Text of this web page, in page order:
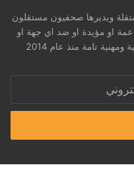
ويديرها صحفيون مستقلون
او مؤيدة او ضد اي جهة او
تامة منذ عام 2014